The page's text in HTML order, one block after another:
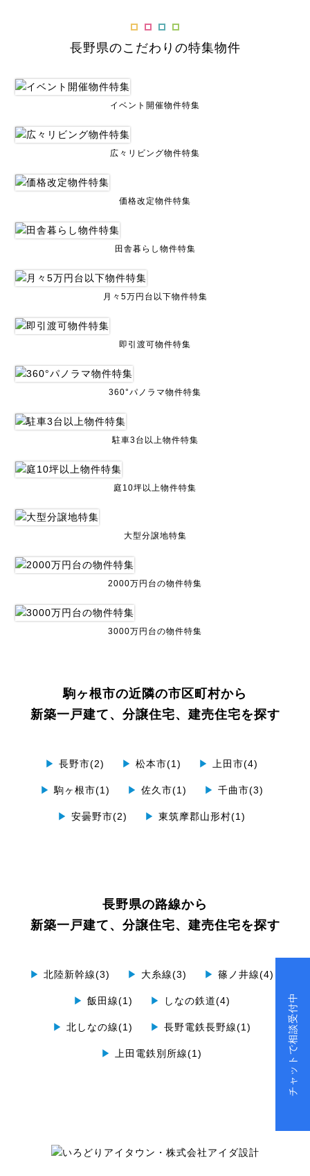
長野県のこだわりの特集物件
イベント開催物件特集
広々リビング物件特集
価格改定物件特集
田舎暮らし物件特集
月々5万円台以下物件特集
即引渡可物件特集
360°パノラマ物件特集
駐車3台以上物件特集
庭10坪以上物件特集
大型分譲地特集
2000万円台の物件特集
3000万円台の物件特集
駒ヶ根市の近隣の市区町村から
新築一戸建て、分譲住宅、建売住宅を探す
▶ 長野市(2) ▶ 松本市(1) ▶ 上田市(4)
▶ 駒ヶ根市(1) ▶ 佐久市(1) ▶ 千曲市(3)
▶ 安曇野市(2) ▶ 東筑摩郡山形村(1)
長野県の路線から
新築一戸建て、分譲住宅、建売住宅を探す
▶ 北陸新幹線(3) ▶ 大糸線(3) ▶ 篠ノ井線(4)
▶ 飯田線(1) ▶ しなの鉄道(4)
▶ 北しなの線(1) ▶ 長野電鉄長野線(1)
▶ 上田電鉄別所線(1) チャットで相談受付中